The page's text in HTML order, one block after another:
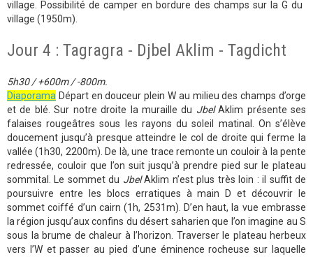
village. Possibilité de camper en bordure des champs sur la G du
village (1950m).
Jour 4 : Tagragra - Djbel Aklim - Tagdicht
5h30 / +600m / -800m.
Diaporama Départ en douceur plein W au milieu des champs d’orge
et de blé. Sur notre droite la muraille du JbelAklim présente ses
falaises rougeâtres sous les rayons du soleil matinal. On s’élève
doucement jusqu’à presque atteindre le col de droite qui ferme la
vallée (1h30, 2200m). De là, une trace remonte un couloir à la pente
redressée, couloir que l’on suit jusqu’à prendre pied sur le plateau
sommital. Le sommet du JbelAklim n’est plus très loin : il suffit de
poursuivre entre les blocs erratiques à main D et découvrir le
sommet coiffé d’un cairn (1h, 2531m). D’en haut, la vue embrasse
la région jusqu’aux confins du désert saharien que l’on imagine au S
sous la brume de chaleur à l’horizon. Traverser le plateau herbeux
vers l’W et passer au pied d’une éminence rocheuse sur laquelle